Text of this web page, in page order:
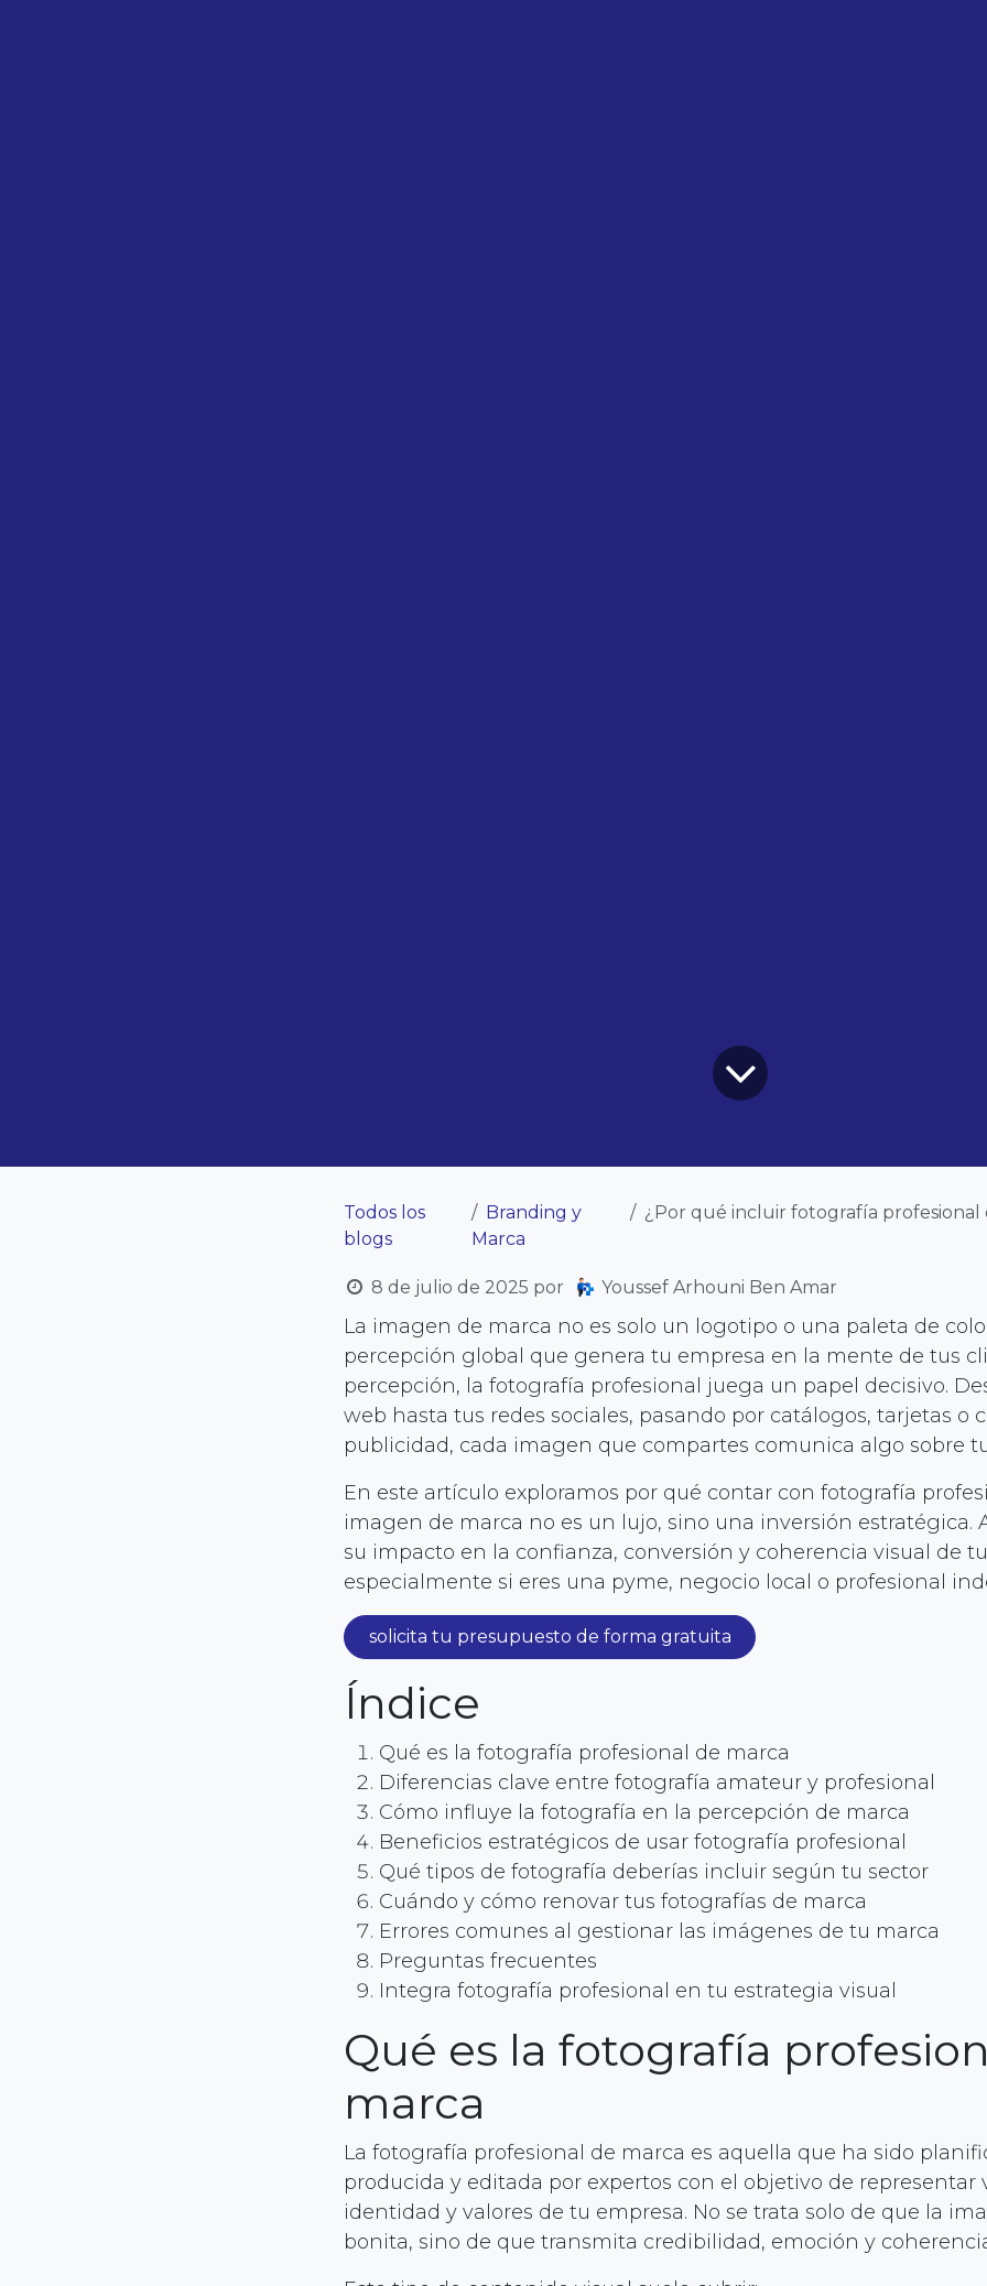
Todos los
blogs
Branding y
Marca
¿Por qué incluir fotografía profesional en tu
8 de julio de 2025 por Youssef Arhouni Ben Amar
La imagen de marca no es solo un logotipo o una paleta de
percepción global que genera tu empresa en la mente de tus
percepción, la fotografía profesional juega un papel decisivo.
web hasta tus redes sociales, pasando por catálogos, tarjetas o
publicidad, cada imagen que compartes comunica algo sobre
En este artículo exploramos por qué contar con fotografía
imagen de marca no es un lujo, sino una inversión estratégica.
su impacto en la confianza, conversión y coherencia visual de
especialmente si eres una pyme, negocio local o profesional
solicita tu presupuesto de forma gratuita
Índice
Qué es la fotografía profesional de marca
Diferencias clave entre fotografía amateur y profesional
Cómo influye la fotografía en la percepción de marca
Beneficios estratégicos de usar fotografía profesional
Qué tipos de fotografía deberías incluir según tu sector
Cuándo y cómo renovar tus fotografías de marca
Errores comunes al gestionar las imágenes de tu marca
Preguntas frecuentes
Integra fotografía profesional en tu estrategia visual
Qué es la fotografía
marca
La fotografía profesional de marca es aquella que ha sido
producida y editada por expertos con el objetivo de representar
identidad y valores de tu empresa. No se trata solo de que la
bonita, sino de que transmita credibilidad, emoción y